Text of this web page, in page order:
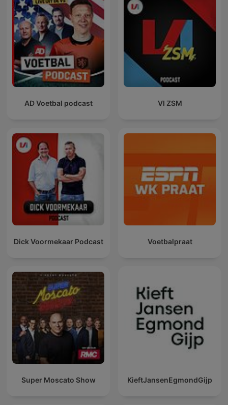
AD Voetbal podcast VI ZSM
Dick Voormekaar Podcast Voetbalpraat
Super Moscato Show KieftJansenEgmondGijp